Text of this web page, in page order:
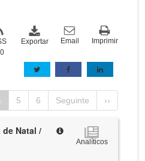
Imprimir
Email
Exportar
5 6 Seguinte ››
Natal /
Analíticos